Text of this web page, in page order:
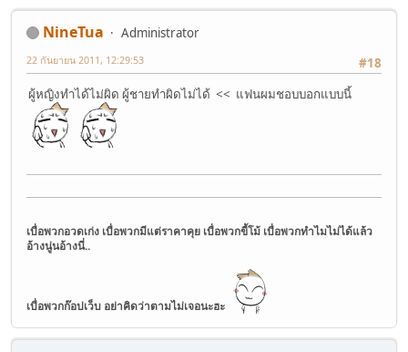
NineTua
Administrator
#18
22 กันยายน 2011, 12:29:53
ผู้หญิงทำได้ไม่ผิด ผู้ชายทำผิดไม่ได้ << แฟนผมชอบบอกแบบนี้
เบื่อพวกอวดเก่ง เบื่อพวกมีแต่ราคาคุย เบื่อพวกขี้โม้ เบื่อพวกทำไมไม่ได้แล้ว
อ้างนู่นอ้างนี่..
เบื่อพวกก๊อปเว็บ อย่าคิดว่าตามไม่เจอนะฮะ